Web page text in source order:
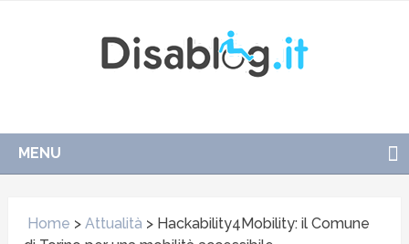
MENU
Home >Attualità > Hackability4Mobility: il Comune